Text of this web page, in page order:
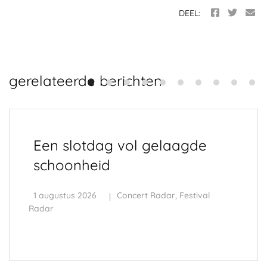
DEEL:
gerelateerde berichten
Een slotdag vol gelaagde
schoonheid
1 augustus 2026 Concert Radar, Festival
Radar